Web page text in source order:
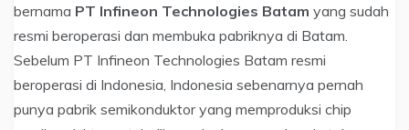
bernama PT Infineon Technologies Batam yang sudah
resmi beroperasi dan membuka pabriknya di Batam.
Sebelum PT Infineon Technologies Batam resmi
beroperasi di Indonesia, Indonesia sebenarnya pernah
punya pabrik semikonduktor yang memproduksi chip